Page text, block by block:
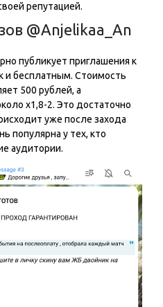
репутацией.
@Anjelikaa_An
публикует приглашения к
и бесплатным. Стоимость
500 рублей, а
x1,8-2. Это достаточно
уже после захода
популярна у тех, кто
аудитории.